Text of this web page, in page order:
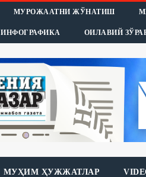
МУРОЖААТНИ ЖЎНАТИШ
ИНФОГРАФИКА ОИЛАВИЙ
МУҲИМ ҲУЖЖАТЛАР